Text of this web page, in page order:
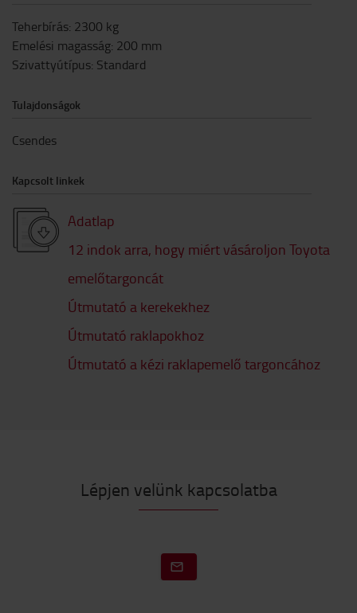
Teherbírás: 2300 kg
Emelési magasság: 200 mm
Szivattyútípus: Standard
Tulajdonságok
Csendes
Kapcsolt linkek
Adatlap
12 indok arra, hogy miért vásároljon Toyota
emelőtargoncát
Útmutató a kerekekhez
Útmutató raklapokhoz
Útmutató a kézi raklapemelő targoncához
Lépjen velünk kapcsolatba